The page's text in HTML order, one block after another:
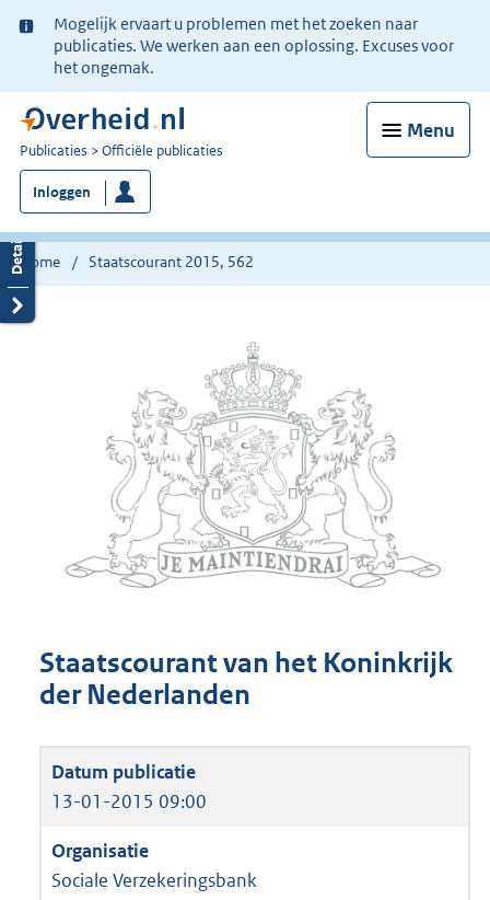
Ter
informatie:
Mogelijk ervaart u problemen met het zoeken naar
publicaties. We werken aan een oplossing. Excuses voor
het ongemak.
Menu
U
bent
nu
hier:
Publicaties Officiële publicaties
Inloggen
Home Staatscourant 2015, 562
Staatscourant van het Koninkrijk
der Nederlanden
13-01-2015 09:00
Sociale Verzekeringsbank